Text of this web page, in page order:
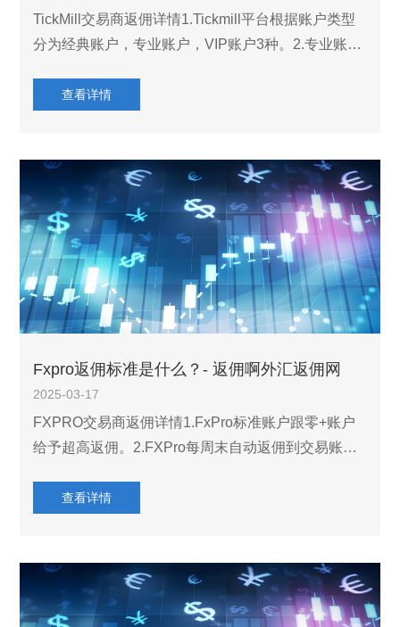
TickMill交易商返佣详情1.Tickmill平台根据账户类型
分为经典账户，专业账户，VIP账户3种。2.专业账户
部都是raw账户类型，原来pro账户类型手续费是4个
查看详情
Fxpro返佣标准是什么？- 返佣啊外汇返佣网
2025-03-17
FXPRO交易商返佣详情1.FxPro标准账户跟零+账户
给予超高返佣。2.FXPro每周末自动返佣到交易账户
计算方式多样，有些指数期货类会没有佣金，具体是
查看详情